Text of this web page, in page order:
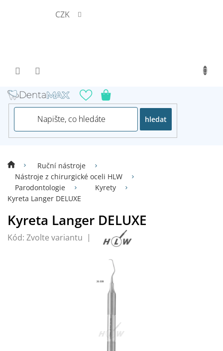
CZK
hledat
Ruční nástroje
Nástroje z chirurgické oceli HLW
Parodontologie
Kyrety
Kyreta Langer DELUXE
Kyreta Langer DELUXE
Kód: Zvolte variantu